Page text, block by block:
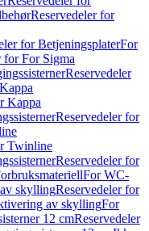
Reservedeler for
for BetjeningsplaterFor
for For Sigma
Reservedeler
Kappa
Reservedeler for
Twinline
Reservedeler for
For WC-
skyllingReservedeler for
av skyllingFor
12 cmReservedeler